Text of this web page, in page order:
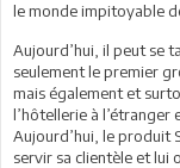
le monde impitoyable
Aujourd’hui, il peut se
seulement le premier
mais également et
l’hôtellerie à l’étranger
Aujourd’hui, le produit
servir sa clientèle et lui